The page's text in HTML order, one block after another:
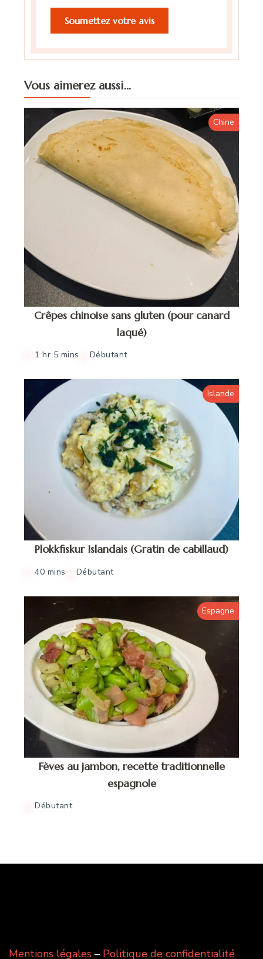
Vous aimerez aussi...
Chine
Crêpes chinoise sans gluten (pour canard
laqué)
1 hr 5 mins Débutant
Islande
Plokkfiskur Islandais (Gratin de cabillaud)
40 mins Débutant
Espagne
Fèves au jambon, recette traditionnelle
espagnole
Débutant
Mentions légales – Politique de confidentialité